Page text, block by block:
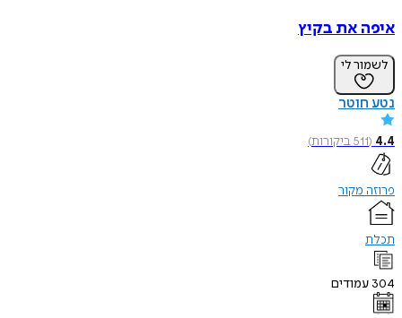
איפה את בקיץ
לשמור לי
נטע חוטר
4.4
(
511ביקורות)
פרוזה מקור
תכלת
304 עמודים